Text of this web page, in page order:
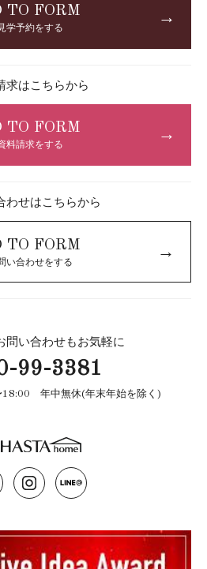
TO FORM
学予約をする
→
求はこちらから
TO FORM
料請求をする
→
わせはこちらから
TO FORM
い合わせをする
→
問い合わせもお気軽に
99-3381
年中無休(年末年始を除く)